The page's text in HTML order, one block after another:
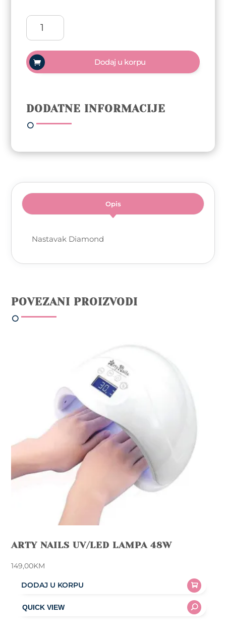
Nastavak
Diamond
količina
Dodaj u korpu
DODATNE INFORMACIJE
Opis
Nastavak Diamond
POVEZANI PROIZVODI
ARTY NAILS UV/LED LAMPA 48W
149,00KM
DODAJ U KORPU